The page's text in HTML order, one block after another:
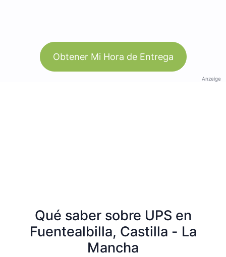
Obtener Mi Hora de Entrega
Anzeige
Qué saber sobre UPS en
Fuentealbilla, Castilla - La
Mancha